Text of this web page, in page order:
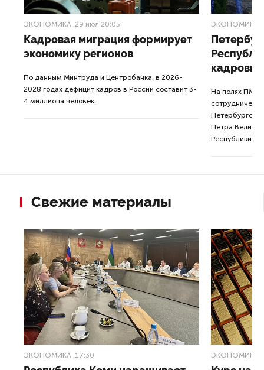
ЭКОНОМИКА ,29 июл 20:05
Кадровая миграция формирует
экономику регионов
По данным Минтруда и Центробанка, в 2026-
2028 годах дефицит кадров в России составит 3-
4 миллиона человек.
ЭКОНОМИКА
На полях
Петра
Республики
Свежие материалы
ЭКОНОМИКА ,17:30 ЭКОНОМИКА